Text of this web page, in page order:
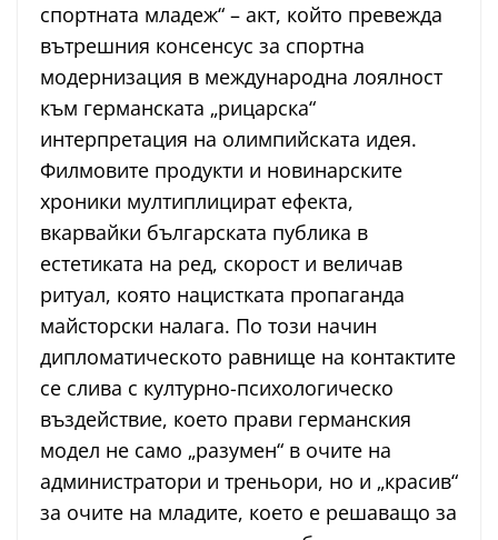
спортната младеж“ – акт, който превежда
вътрешния консенсус за спортна
модернизация в международна лоялност
към германската „рицарска“
интерпретация на олимпийската идея.
Филмовите продукти и новинарските
хроники мултиплицират ефекта,
вкарвайки българската публика в
естетиката на ред, скорост и величав
ритуал, която нацистката пропаганда
майсторски налага. По този начин
дипломатическото равнище на контактите
се слива с културно-психологическо
въздействие, което прави германския
модел не само „разумен“ в очите на
администратори и треньори, но и „красив“
за очите на младите, което е решаващо за